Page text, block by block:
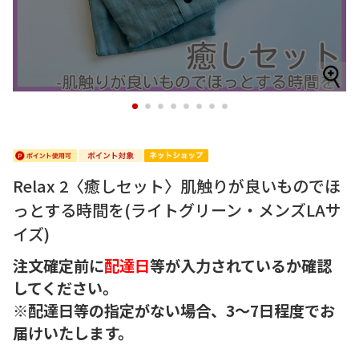
1 2 3 4 5 6 7 8
Relax 2〈癒しセット〉肌触りが良いものでほ
っとする時間を(ライトグリーン・メンズLAサ
イズ)
注文確定前に配達日等が入力されているか確認
してください。
※配達日等の指定がない場合、3～7日程度でお
届けいたします。